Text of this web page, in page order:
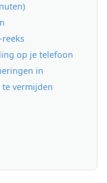
reeks
op je telefoon
in
vermijden